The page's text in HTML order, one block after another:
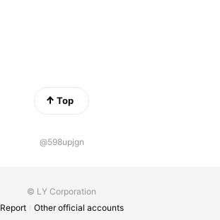
Top
@598upjgn
© LY Corporation
Report
Other official accounts